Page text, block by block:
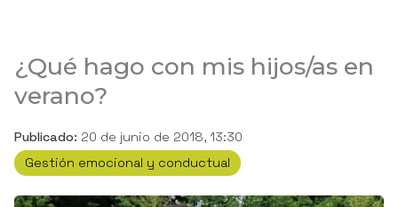
¿Qué hago con mis hijos/as en
verano?
Publicado: 20 de junio de 2018, 13:30
Gestión emocional y conductual